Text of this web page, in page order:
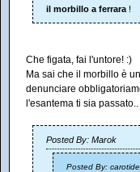
il morbillo a ferrara !
Che figata, fai l'untore! :)
Ma sai che il morbillo è
denunciare
l'esantema ti sia passato..
Posted By: Marok
Posted By: carotide